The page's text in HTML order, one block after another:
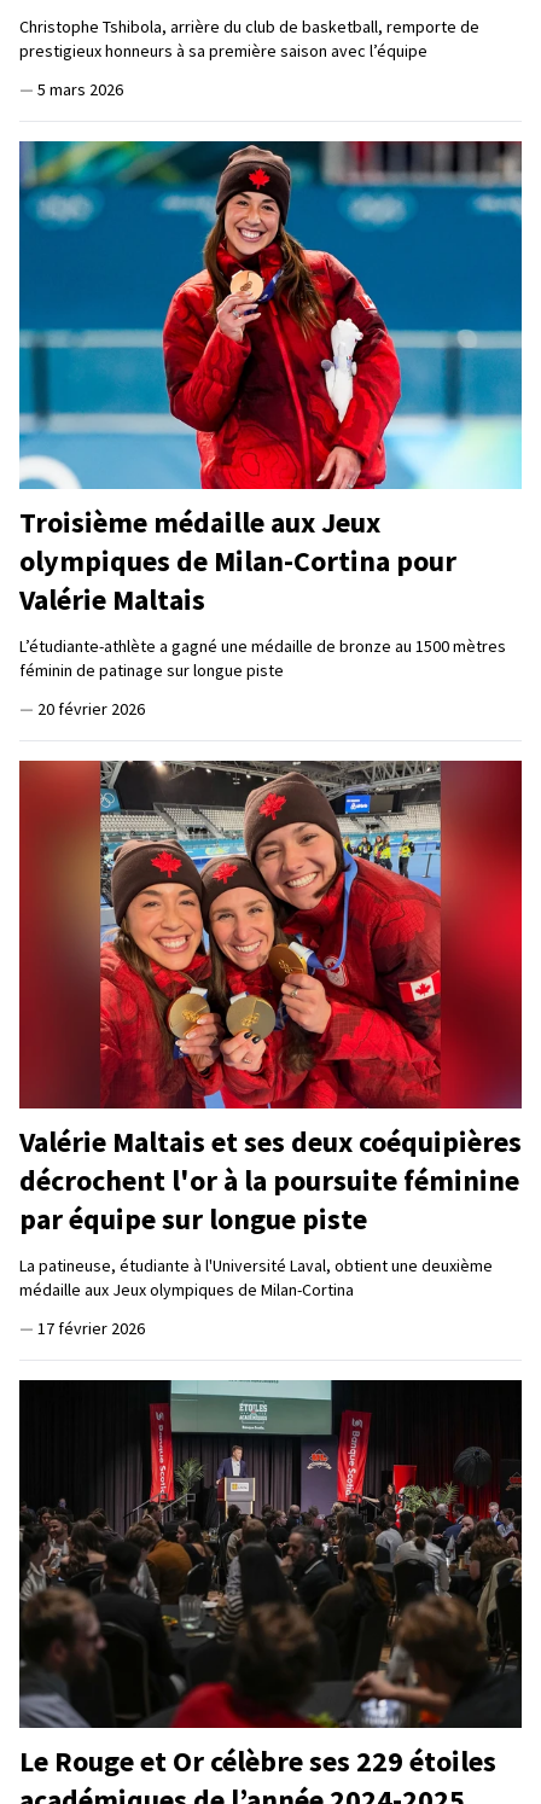
Christophe Tshibola, arrière du club de basketball, remporte de
prestigieux honneurs à sa première saison avec l’équipe
— 5 mars 2026
Troisième médaille aux Jeux
olympiques de Milan-Cortina pour
Valérie Maltais
L’étudiante-athlète a gagné une médaille de bronze au 1500 mètres
féminin de patinage sur longue piste
— 20 février 2026
Valérie Maltais et ses deux coéquipières
décrochent l'or à la poursuite féminine
par équipe sur longue piste
La patineuse, étudiante à l'Université Laval, obtient une deuxième
médaille aux Jeux olympiques de Milan-Cortina
— 17 février 2026
Le Rouge et Or célèbre ses 229 étoiles